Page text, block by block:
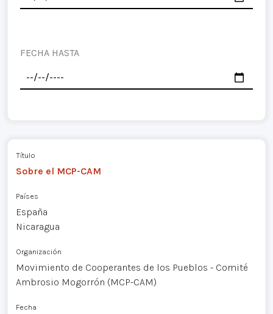
FECHA HASTA
Título
Sobre el MCP-CAM
Países
España
Nicaragua
Organización
Movimiento de Cooperantes de los Pueblos - Comité
Ambrosio Mogorrón (MCP-CAM)
Fecha